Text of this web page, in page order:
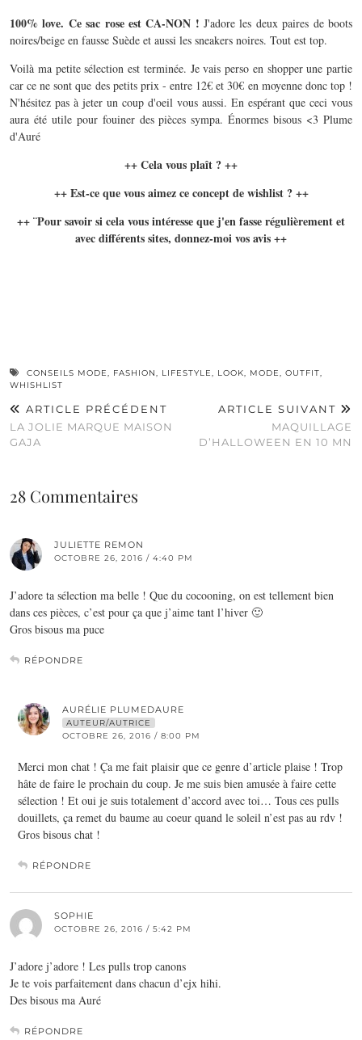
100% love. Ce sac rose est CA-NON ! J'adore les deux paires de boots
noires/beige en fausse Suède et aussi les sneakers noires. Tout est top.
Voilà ma petite sélection est terminée. Je vais perso en shopper une partie
car ce ne sont que des petits prix - entre 12€ et 30€ en moyenne donc top !
N'hésitez pas à jeter un coup d'oeil vous aussi. En espérant que ceci vous
aura été utile pour fouiner des pièces sympa. Énormes bisous <3 Plume
d'Auré
++ Cela vous plaît ? ++
++ Est-ce que vous aimez ce concept de wishlist ? ++
++ ¨Pour savoir si cela vous intéresse que j'en fasse régulièrement et
avec différents sites, donnez-moi vos avis ++
CONSEILS MODE, FASHION, LIFESTYLE, LOOK, MODE, OUTFIT,
WHISHLIST
ARTICLE PRÉCÉDENT
LA JOLIE MARQUE MAISON
GAJA
ARTICLE SUIVANT
MAQUILLAGE
D’HALLOWEEN EN 10 MN
28 Commentaires
JULIETTE REMON
OCTOBRE 26, 2016 / 4:40 PM
J’adore ta sélection ma belle ! Que du cocooning, on est tellement bien
dans ces pièces, c’est pour ça que j’aime tant l’hiver 🙂
Gros bisous ma puce
RÉPONDRE
AURÉLIE PLUMEDAURE
AUTEUR/AUTRICE
OCTOBRE 26, 2016 / 8:00 PM
Merci mon chat ! Ça me fait plaisir que ce genre d’article plaise ! Trop
hâte de faire le prochain du coup. Je me suis bien amusée à faire cette
sélection ! Et oui je suis totalement d’accord avec toi… Tous ces pulls
douillets, ça remet du baume au coeur quand le soleil n’est pas au rdv !
Gros bisous chat !
RÉPONDRE
SOPHIE
OCTOBRE 26, 2016 / 5:42 PM
J’adore j’adore ! Les pulls trop canons
Je te vois parfaitement dans chacun d’ejx hihi.
Des bisous ma Auré
RÉPONDRE